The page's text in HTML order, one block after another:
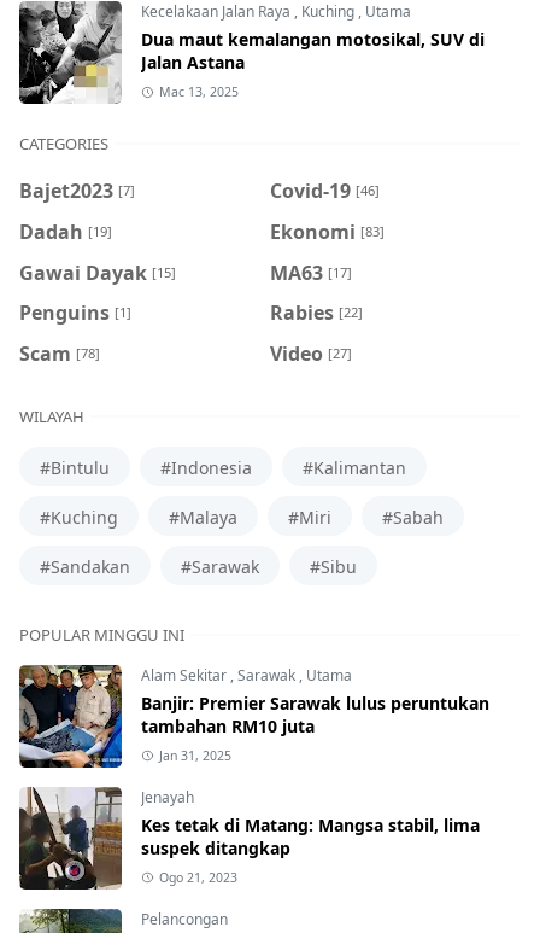
Kecelakaan Jalan Raya , Kuching , Utama
Dua maut kemalangan motosikal, SUV di
Jalan Astana
Mac 13, 2025
CATEGORIES
Bajet2023 [7] Covid-19 [46]
Dadah [19] Ekonomi [83]
Gawai Dayak [15] MA63 [17]
Penguins [1] Rabies [22]
Scam [78] Video [27]
WILAYAH
#Bintulu #Indonesia #Kalimantan
#Kuching #Malaya #Miri #Sabah
#Sandakan #Sarawak #Sibu
POPULAR MINGGU INI
Alam Sekitar ,Sarawak , Utama
Banjir: Premier Sarawak lulus peruntukan
tambahan RM10 juta
Jan 31, 2025
Jenayah
Kes tetak di Matang: Mangsa stabil, lima
suspek ditangkap
Ogo 21, 2023
Pelancongan